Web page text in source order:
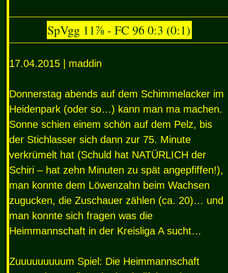
SpVgg 11⅞ - FC 96 0:3 (0:1)
17.04.2015 | maddin
Donnerstag abends auf dem Schimmelacker im
Heidenpark (oder so…) kann man ma machen.
Sonne schien einem schön auf dem Pelz, bis
der Stichlasser sich dann zur 75. Minute
verkrümelt hat (Schuld hat NATÜRLICH der
Schiri – hat zehn Minuten zu spät angepfiffen!),
man konnte dem Löwenzahn beim Wachsen
zugucken, die Zuschauer zählen (ca. 20)… und
man konnte sich fragen was die
Heimmannschaft in der Kreisliga A sucht…
Zuuuuuuuuum Spiel: Die Heimmannschaft